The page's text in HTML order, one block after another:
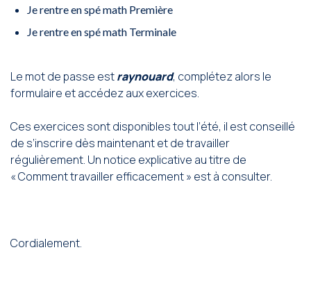
Je rentre en spé math Première
Je rentre en spé math Terminale
Le mot de passe estraynouard, complétez alors le
formulaire et accédez aux exercices.
Ces exercices sont disponibles tout l’été, il est conseillé
de s’inscrire dès maintenant et de travailler
régulièrement. Un notice explicative au titre de
« Comment travailler efficacement » est à consulter.
Cordialement.